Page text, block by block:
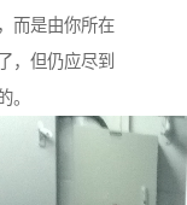
而是由你所在
，但仍应尽到
。